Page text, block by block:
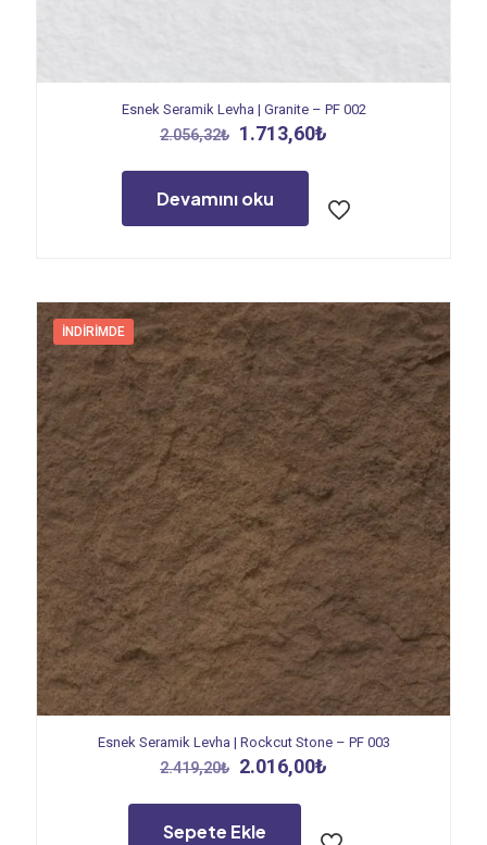
Esnek Seramik Levha | Granite – PF 002
2.056,32₺ Orijinal
2.056,32₺.
1.713,60₺
Devamını oku
İNDIRIMDE
Esnek Seramik Levha | Rockcut Stone – PF 003
2.419,20₺ Orijinal
2.419,20₺.
2.016,00₺
Sepete Ekle